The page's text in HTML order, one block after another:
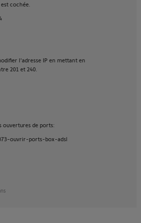
cochée.
l'adresse IP en mettant en
201 et 240.
ouvertures de ports:
ouvrir-ports-box-adsl